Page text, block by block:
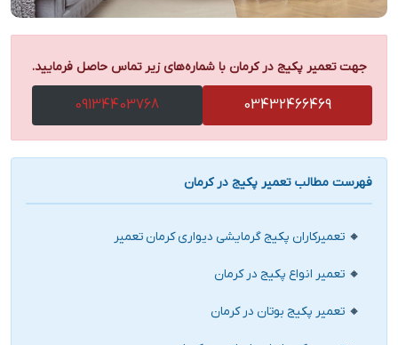
جهت تعمیر پکیج در کرمان با شماره‌های زیر تماس حاصل فرمایید.
03432466469
09134403768
فهرست مطالب تعمیر پکیج در کرمان
تعمیرکاران پکیج گرمایشی دیواری کرمان تعمیر
تعمیر انواع پکیج در کرمان
تعمیر پکیج بوتان در کرمان